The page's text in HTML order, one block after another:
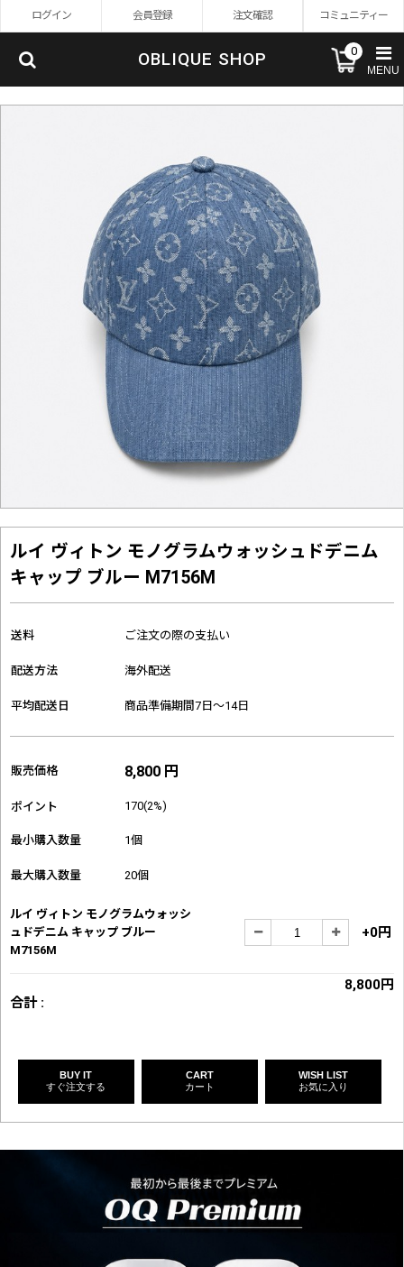
ログイン 会員登録 注文確認 コミュニティー
OBLIQUE SHOP 0
MENU
ルイ ヴィトン モノグラムウォッシュドデニム
キャップ ブルー M7156M
送料 ご注文の際の支払い
配送方法 海外配送
平均配送日 商品準備期間7日～14日
販売価格 8,800 円
ポイント 170(2%)
最小購入数量 1個
最大購入数量 20個
ルイ ヴィトン モノグラムウォッシ
ュドデニム キャップ ブルー
M7156M
+0円
合計 :
8,800円
BUY IT
すぐ注文する
CART
カート
WISH LIST
お気に入り